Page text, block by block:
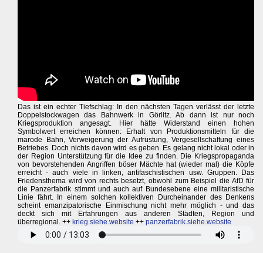
Das ist ein echter Tiefschlag: In den nächsten Tagen verlässt der letzte
Doppelstockwagen das Bahnwerk in Görlitz. Ab dann ist nur noch
Kriegsproduktion angesagt. Hier hätte Widerstand einen hohen
Symbolwert erreichen können: Erhalt von Produktionsmitteln für die
marode Bahn, Verweigerung der Aufrüstung, Vergesellschaftung eines
Betriebes. Doch nichts davon wird es geben. Es gelang nicht lokal oder in
der Region Unterstützung für die Idee zu finden. Die Kriegspropaganda
von bevorstehenden Angriffen böser Mächte hat (wieder mal) die Köpfe
erreicht - auch viele in linken, antifaschistischen usw. Gruppen. Das
Friedensthema wird von rechts besetzt, obwohl zum Beispiel die AfD für
die Panzerfabrik stimmt und auch auf Bundesebene eine militaristische
Linie fährt. In einem solchen kollektiven Durcheinander des Denkens
scheint emanzipatorische Einmischung nicht mehr möglich - und das
deckt sich mit Erfahrungen aus anderen Städten, Region und
überregional. ++ krieg.siehe.website ++ panzerfabrik.siehe.website